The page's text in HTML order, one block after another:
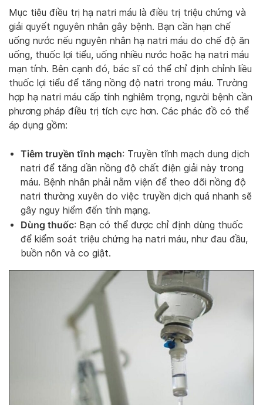
Mục tiêu điều trị hạ natri máu là điều trị triệu chứng và
giải quyết nguyên nhân gây bệnh. Bạn cần hạn chế
uống nước nếu nguyên nhân hạ natri máu do chế độ ăn
uống, thuốc lợi tiểu, uống nhiều nước hoặc hạ natri máu
mạn tính. Bên cạnh đó, bác sĩ có thể chỉ định chỉnh liều
thuốc lợi tiểu để tăng nồng độ natri trong máu. Trường
hợp hạ natri máu cấp tính nghiêm trọng, người bệnh cần
phương pháp điều trị tích cực hơn. Các phác đồ có thể
áp dụng gồm:
Tiêm truyền tĩnh mạch: Truyền tĩnh mạch dung dịch
natri để tăng dần nồng độ chất điện giải này trong
máu. Bệnh nhân phải nằm viện để theo dõi nồng độ
natri thường xuyên do việc truyền dịch quá nhanh sẽ
gây nguy hiểm đến tính mạng.
Dùng thuốc: Bạn có thể được chỉ định dùng thuốc
để kiểm soát triệu chứng hạ natri máu, như đau đầu,
buồn nôn và co giật.